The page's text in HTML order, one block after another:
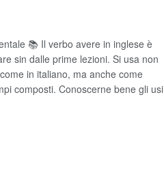
📚 Il verbo avere in inglese è
sin dalle prime lezioni. Si usa non
in italiano, ma anche come
composti. Conoscerne bene gli usi